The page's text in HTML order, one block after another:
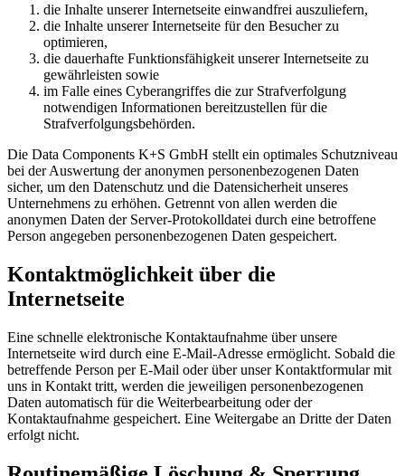
die Inhalte unserer Internetseite einwandfrei auszuliefern,
die Inhalte unserer Internetseite für den Besucher zu
optimieren,
die dauerhafte Funktionsfähigkeit unserer Internetseite zu
gewährleisten sowie
im Falle eines Cyberangriffes die zur Strafverfolgung
notwendigen Informationen bereitzustellen für die
Strafverfolgungsbehörden.
Die Data Components K+S GmbH stellt ein optimales Schutzniveau
bei der Auswertung der anonymen personenbezogenen Daten
sicher, um den Datenschutz und die Datensicherheit unseres
Unternehmens zu erhöhen. Getrennt von allen werden die
anonymen Daten der Server-Protokolldatei durch eine betroffene
Person angegeben personenbezogenen Daten gespeichert.
Kontaktmöglichkeit über die
Internetseite
Eine schnelle elektronische Kontaktaufnahme über unsere
Internetseite wird durch eine E-Mail-Adresse ermöglicht. Sobald die
betreffende Person per E-Mail oder über unser Kontaktformular mit
uns in Kontakt tritt, werden die jeweiligen personenbezogenen
Daten automatisch für die Weiterbearbeitung oder der
Kontaktaufnahme gespeichert. Eine Weitergabe an Dritte der Daten
erfolgt nicht.